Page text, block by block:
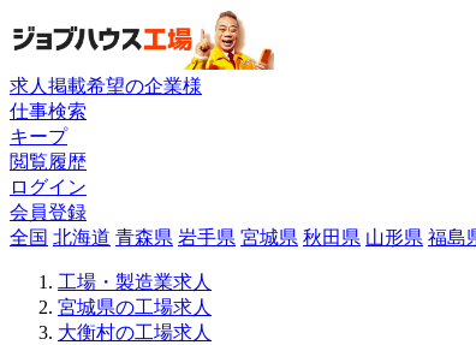
求人掲載希望の企業様
仕事検索
キープ
閲覧履歴
ログイン
会員登録
全国 北海道 青森県 岩手県 宮城県 秋田県 山形県 福島
工場・製造業求人
宮城県の工場求人
大衡村の工場求人